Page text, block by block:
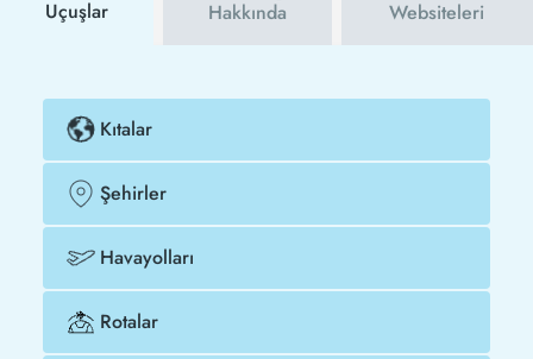
Uçuşlar
Hakkında
Websiteleri
Kıtalar
Şehirler
Havayolları
Rotalar